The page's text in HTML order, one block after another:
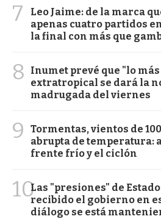
7
Leo Jaime: de la marca
apenas cuatro partidos
la final con más que
8
Inumet prevé que "lo
extratropical se dará la
madrugada del viernes
9
Tormentas, vientos de
abrupta de temperatura:
frente frío y el ciclón
10Las "presiones" de
recibido el gobierno en
diálogo se está